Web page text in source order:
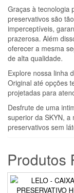
Graças à tecnologia
preservativos são
imperceptíveis,
prazerosa. Além
oferecer a mesma
de alta qualidade.
Explore nossa linha
Original até opções
projetadas para
Desfrute de uma
superior da SKYN,
preservativos sem
Produtos